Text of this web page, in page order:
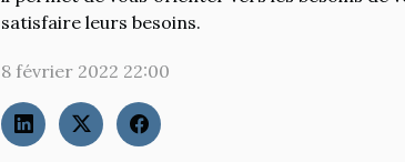
satisfaire leurs besoins.
8 février 2022 22:00